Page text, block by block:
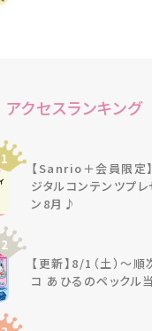
アクセスランキング
1
【Sanrio＋会員限定
ジタルコンテンツプ
ン8月♪
2
【更新】8/1（土）～順
コ あひるのペックル当